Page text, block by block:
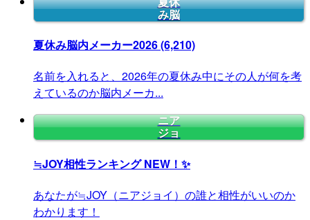
み脳
夏休み脳内メーカー2026(6,210)
名前を入れると、2026年の夏休み中にその人が何を考
えているのか脳内メーカ...
ニア
ジョ
≒JOY相性ランキングNEW！✨
あなたが≒JOY（ニアジョイ）の誰と相性がいいのか
わかります！